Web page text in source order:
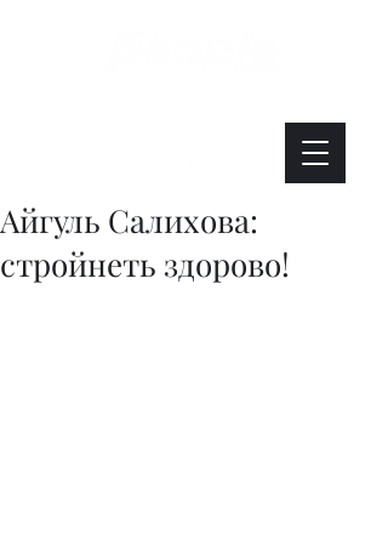
Айгуль Салихова:
стройнеть здорово!